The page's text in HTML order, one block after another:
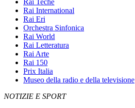
Rai Teche
Rai International
Rai Eri
Orchestra Sinfonica
Rai World
Rai Letteratura
Rai Arte
Rai 150
Prix Italia
Museo della radio e della televisione
NOTIZIE E SPORT